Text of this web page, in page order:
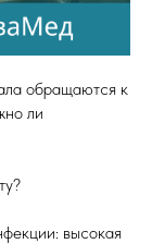
обращаются к
ли
высокая